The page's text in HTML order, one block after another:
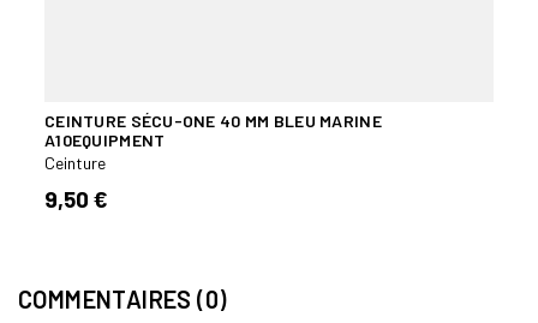
CEINTURE SÉCU-ONE 40 MM BLEU MARINE
A10EQUIPMENT
Ceinture
9,50 €
COMMENTAIRES (0)